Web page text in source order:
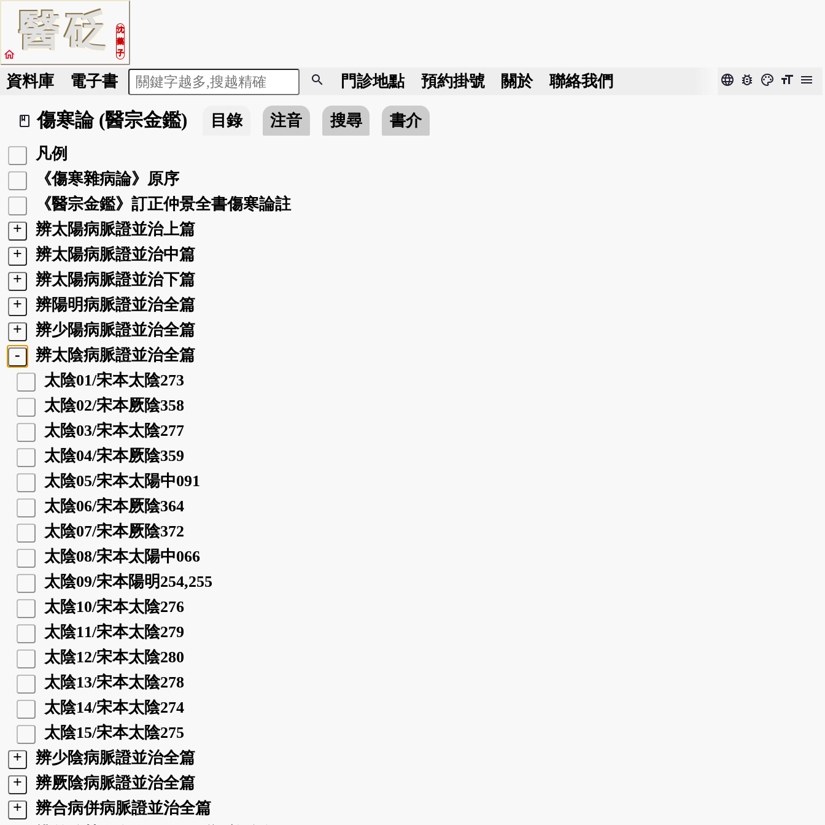
醫砭
沈
藥
子
home
資料庫 電子書 search 門診地點 預約掛號 關於 聯絡我們 language bug_report color_lens format_size menu
book_2
傷寒論 (醫宗金鑑) 目錄 注音 搜尋
書介
凡例
《傷寒雜病論》原序
《醫宗金鑑》訂正仲景全書傷寒論註
+
辨太陽病脈證並治上篇
+
辨太陽病脈證並治中篇
+
辨太陽病脈證並治下篇
+
辨陽明病脈證並治全篇
+
辨少陽病脈證並治全篇
-
辨太陰病脈證並治全篇
太陰01/宋本太陰273
太陰02/宋本厥陰358
太陰03/宋本太陰277
太陰04/宋本厥陰359
太陰05/宋本太陽中091
太陰06/宋本厥陰364
太陰07/宋本厥陰372
太陰08/宋本太陽中066
太陰09/宋本陽明254,255
太陰10/宋本太陰276
太陰11/宋本太陰279
太陰12/宋本太陰280
太陰13/宋本太陰278
太陰14/宋本太陰274
太陰15/宋本太陰275
+
辨少陰病脈證並治全篇
+
辨厥陰病脈證並治全篇
+
辨合病併病脈證並治全篇